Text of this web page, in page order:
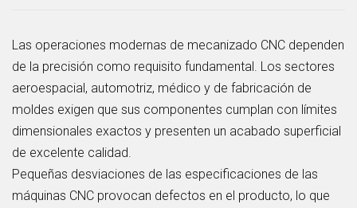
Las operaciones modernas de mecanizado CNC dependen
de la precisión como requisito fundamental. Los sectores
aeroespacial, automotriz, médico y de fabricación de
moldes exigen que sus componentes cumplan con límites
dimensionales exactos y presenten un acabado superficial
de excelente calidad.
Pequeñas desviaciones de las especificaciones de las
máquinas CNC provocan defectos en el producto, lo que